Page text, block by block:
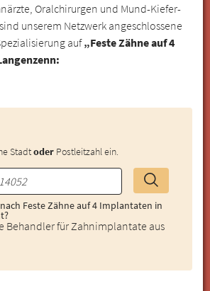
Oralchirurgen und Mund-Kiefer-
unserem Netzwerk angeschlossene
auf„Feste Zähne auf 4
Stadtoder Postleitzahl ein.
Feste Zähne auf 4 Implantaten in
Behandler für Zahnimplantate aus